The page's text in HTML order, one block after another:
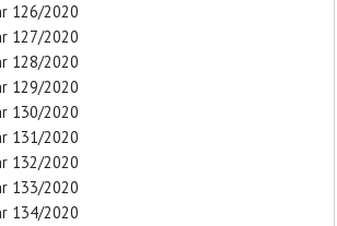
126/2020
127/2020
128/2020
129/2020
130/2020
131/2020
132/2020
133/2020
134/2020